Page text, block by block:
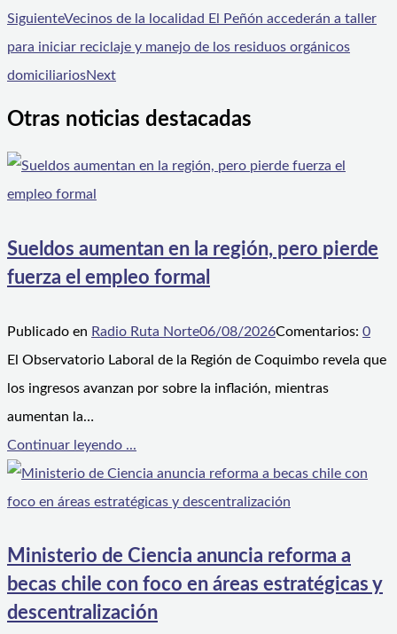
SiguienteVecinos de la localidad El Peñón accederán a taller
para iniciar reciclaje y manejo de los residuos orgánicos
domiciliariosNext
Otras noticias destacadas
Sueldos aumentan en la región, pero pierde
fuerza el empleo formal
Publicado en Radio Ruta Norte06/08/2026Comentarios: 0
El Observatorio Laboral de la Región de Coquimbo revela que
los ingresos avanzan por sobre la inflación, mientras
aumentan la…
Continuar leyendo ...
Ministerio de Ciencia anuncia reforma a
becas chile con foco en áreas estratégicas y
descentralización